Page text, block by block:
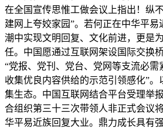
在全国宣传思惟工做会议上指出！纵
建网上夸姣家园”。若何正在中华平易
潮中实现文明回复、文化前进，更是
任。中国愿通过互联网架设国际交换
“党报、党刊、党台、党网等支流必需
收集优良内容供给的示范引领感化”
集生态。中国互联网结合平台受理举
合组织第三十三次带领人非正式会议
华平易近族回复大业。鼎力成长具有